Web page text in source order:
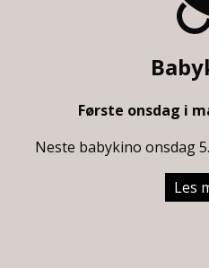
Første onsdag i
Neste babykino onsdag
Les